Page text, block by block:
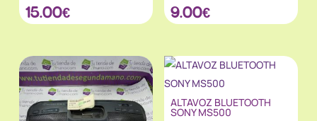
15.00€ 9.00€
ALTAVOZ BLUETOOTH
SONY MS500